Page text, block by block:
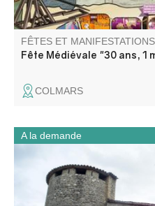
FÊTES ET MANIFESTATIONS
Fête Médiévale "30 ans,
COLMARS
d’une visite flash guidée
court, l’église et la chapelle
architecture, leurs œuvres
A la demande